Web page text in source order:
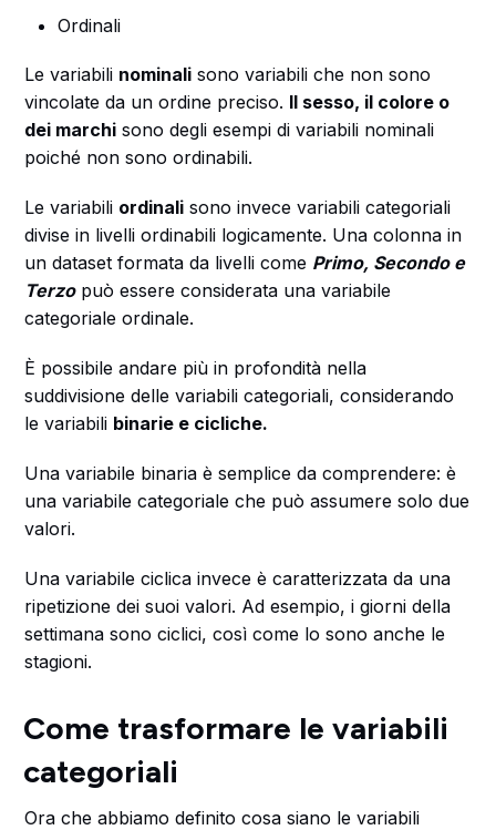
Ordinali
Le variabili nominali sono variabili che non sono
vincolate da un ordine preciso. Il sesso, il colore o
dei marchi sono degli esempi di variabili nominali
poiché non sono ordinabili.
Le variabili ordinali sono invece variabili categoriali
divise in livelli ordinabili logicamente. Una colonna in
un dataset formata da livelli come Primo, Secondo e
Terzopuò essere considerata una variabile
categoriale ordinale.
È possibile andare più in profondità nella
suddivisione delle variabili categoriali, considerando
le variabili binarie e cicliche.
Una variabile binaria è semplice da comprendere: è
una variabile categoriale che può assumere solo due
valori.
Una variabile ciclica invece è caratterizzata da una
ripetizione dei suoi valori. Ad esempio, i giorni della
settimana sono ciclici, così come lo sono anche le
stagioni.
Come trasformare le variabili
categoriali
Ora che abbiamo definito cosa siano le variabili